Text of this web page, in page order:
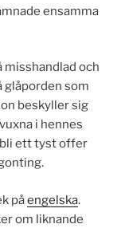
ensamma
misshandlad och
glåporden som
beskyller sig
i hennes
bli ett tyst offer
påengelska.
om liknande